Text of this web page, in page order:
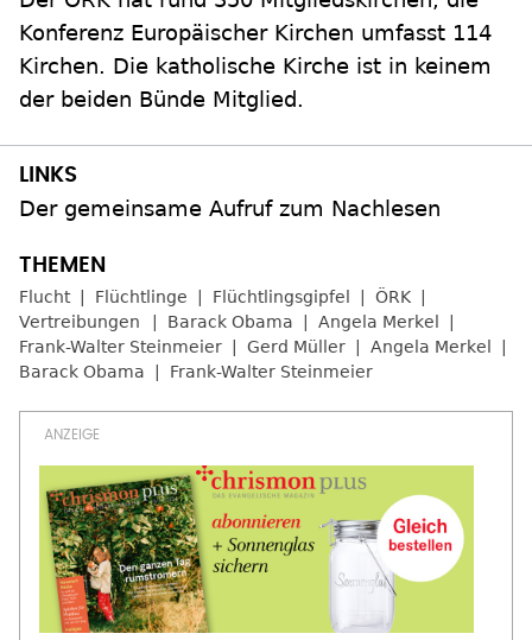
Konferenz Europäischer Kirchen umfasst 114
Kirchen. Die katholische Kirche ist in keinem
der beiden Bünde Mitglied.
Der gemeinsame Aufruf zum Nachlesen
Flucht Flüchtlinge Flüchtlingsgipfel
ÖRK
Vertreibungen
Barack Obama
Angela Merkel
Frank-Walter Steinmeier
Gerd Müller
Angela Merkel
Barack Obama
Frank-Walter Steinmeier